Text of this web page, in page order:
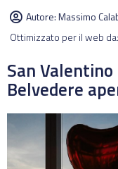
Autore:Massimo
Ottimizzato per il web
San
Belvedere